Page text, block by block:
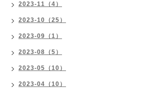
2023-11（4）
2023-10（25）
2023-09（1）
2023-08（5）
2023-05（10）
2023-04（10）